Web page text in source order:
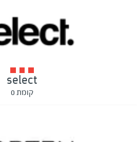
select
קומת 0